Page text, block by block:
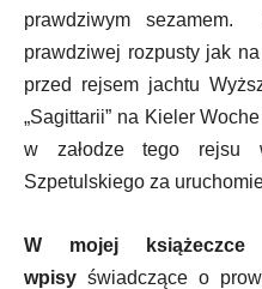
prawdziwym
prawdziwej rozpusty jak
przed rejsem jachtu
„Sagittarii” na Kieler
w załodze tego rejsu
Szpetulskiego za
W mojej
wpisy świadczące o